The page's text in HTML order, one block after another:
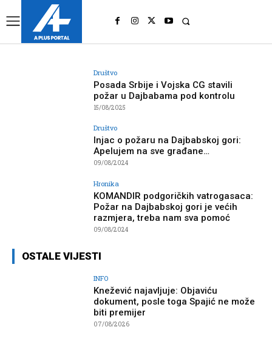
Društvo
Posada Srbije i Vojska CG stavili
požar u Dajbabama pod kontrolu
15/08/2025
Društvo
Injac o požaru na Dajbabskoj gori:
Apelujem na sve građane…
09/08/2024
Hronika
KOMANDIR podgoričkih vatrogasaca:
Požar na Dajbabskoj gori je većih
razmjera, treba nam sva pomoć
09/08/2024
OSTALE VIJESTI
INFO
Knežević najavljuje: Objaviću
dokument, posle toga Spajić ne može
biti premijer
07/08/2026